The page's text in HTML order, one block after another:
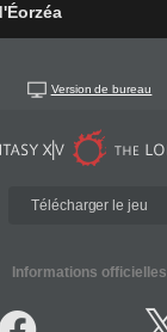
Version de bureau
Télécharger le jeu
Informations officielles